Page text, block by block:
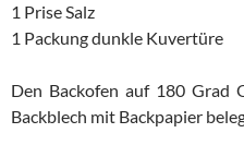
1 Prise Salz
1 Packung dunkle Kuvertüre
Den Backofen auf 180 Grad
Backblech mit Backpapier